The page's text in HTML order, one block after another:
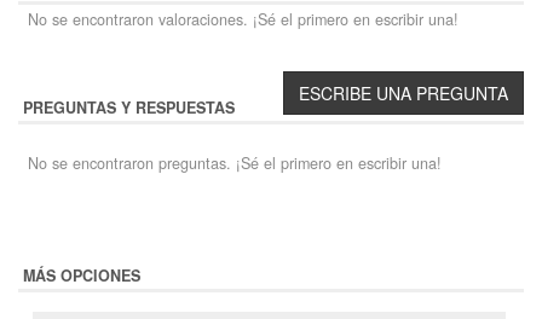
No se encontraron valoraciones. ¡Sé el primero en escribir una!
PREGUNTAS Y RESPUESTAS
No se encontraron preguntas. ¡Sé el primero en escribir una!
MÁS OPCIONES